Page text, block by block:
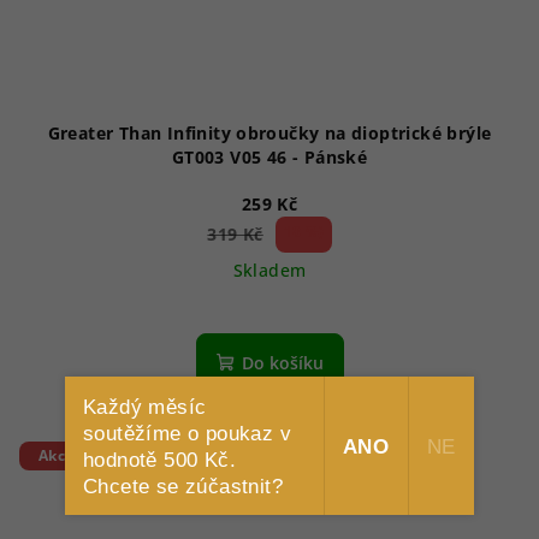
Greater Than Infinity obroučky na dioptrické brýle
GT003 V05 46 - Pánské
259 Kč
319 Kč
Skladem
Do košíku
Akce
Každý měsíc
soutěžíme o poukaz v
hodnotě 500 Kč.
Chcete se zúčastnit?
ANO NE